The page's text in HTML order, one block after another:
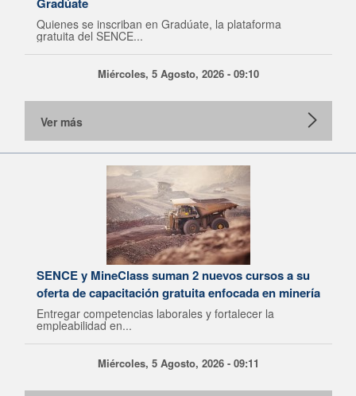
Quienes se inscriban en Gradúate, la plataforma
gratuita del SENCE...
Miércoles, 5 Agosto, 2026 - 09:10
Ver más
SENCE y MineClass suman 2 nuevos cursos a su
oferta de capacitación gratuita enfocada en minería
Entregar competencias laborales y fortalecer la
empleabilidad en...
Miércoles, 5 Agosto, 2026 - 09:11